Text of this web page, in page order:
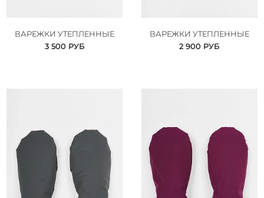
ВАРЕЖКИ УТЕПЛЕННЫЕ
3 500 РУБ
ВАРЕЖКИ УТЕПЛЕННЫЕ
2 900 РУБ